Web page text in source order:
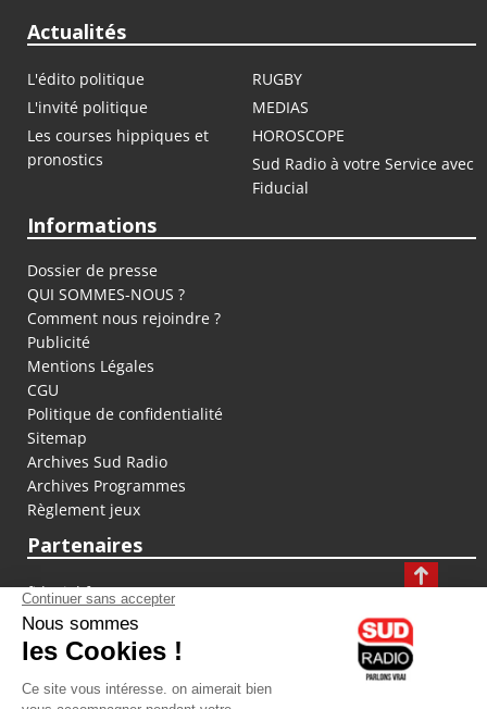
Actualités
L'édito politique
RUGBY
L'invité politique
MEDIAS
Les courses hippiques et
pronostics
HOROSCOPE
Sud Radio à votre Service avec
Fiducial
Informations
Dossier de presse
QUI SOMMES-NOUS ?
Comment nous rejoindre ?
Publicité
Mentions Légales
CGU
Politique de confidentialité
Sitemap
Archives Sud Radio
Archives Programmes
Règlement jeux
Partenaires
fiducial.fr
lyoncapitale.fr
olympique-et-lyonnais.com
L'application Iphone / Android